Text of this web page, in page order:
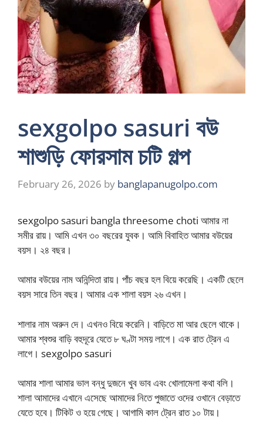
sexgolpo sasuri বউ
শাশুড়ি ফোরসাম চটি গল্প
February 26, 2026 by banglapanugolpo.com
sexgolpo sasuri bangla threesome choti আমার না
সমীর রায়। আমি এখন ৩০ বছরের যুবক। আমি বিবাহিত আমার বউয়ের
বয়স। ২৪ বছর।
আমার বউয়ের নাম অনিন্দিতা রায়। পাঁচ বছর হল বিয়ে করেছি। একটি ছেলে
বয়স সারে তিন বছর। আমার এক শালা বয়স ২৬ এখন।
শালার নাম অরুন দে। এখনও বিয়ে করেনি। বাড়িতে মা আর ছেলে থাকে।
আমার শ্বশুর বাড়ি বহুদূরে যেতে ৮ ঘণ্টা সময় লাগে। এক রাত ট্রেন এ
লাগে। sexgolpo sasuri
আমার শালা আমার ভাল বন্ধু দুজনে খুব ভাব এবং খোলামেলা কথা বলি।
শালা আমাদের এখানে এসেছে আমাদের নিতে পুজাতে ওদের ওখানে বেড়াতে
যেতে হবে। টিকিট ও হয়ে গেছে। আগামি কাল ট্রেন রাত ১০ টায়।